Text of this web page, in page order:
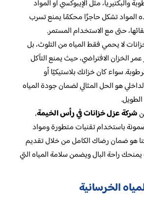
والبكتيريا، مثل الإيبوكسي أو المواد
المواد تشكل حاجزًا محكمًا يمنع تسرب
حتى مع الاستخدام المستمر.
لا يحمي فقط المياه من التلوث، بل
الخزان الافتراضي، حيث يمنع التآكل
سواء كان خزانك بلاستيكيًا أو
هو الحل المثالي لضمان جودة المياه
شركة عزل خزانات في رأس الخيمة،
باستخدام تقنيات متطورة ومواد
هو ضمان رضاك الكامل من خلال تقديم
راحة البال ويضمن سلامة المياه التي
الخرسانية